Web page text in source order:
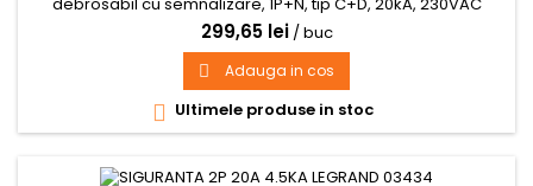
299,65 lei / buc
 Adauga in cos
 Ultimele produse in stoc